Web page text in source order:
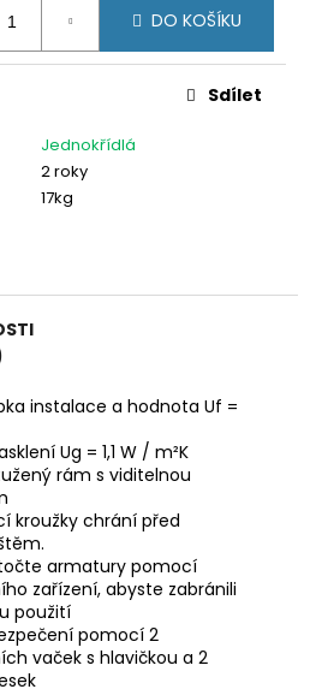
DO KOŠÍKU
Jednokřídlá
2 roky
17kg
Sdílet
instalace a hodnota Uf =
Ug = 1,1 W / m²K
rám s viditelnou
kroužky chrání před
armatury pomocí
zařízení, abyste zabránili
použití
pomocí 2
vaček s hlavičkou a 2